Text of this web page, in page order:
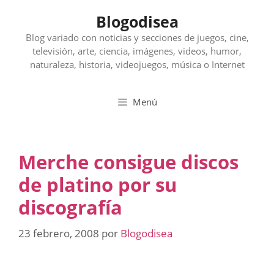
contenido
Blogodisea
Blog variado con noticias y secciones de juegos, cine,
televisión, arte, ciencia, imágenes, videos, humor,
naturaleza, historia, videojuegos, música o Internet
Menú
Merche consigue discos
de platino por su
discografía
23 febrero, 2008 por Blogodisea